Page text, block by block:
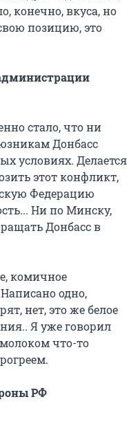
конечно, вкуса, но
позицию, это
стало, что ни
Донбасс
условиях. Делается
этот конфликт,
Федерацию
Ни по Минску,
Донбасс в
комичное
одно,
нет, это же белое
Я уже говорил
что-то
РФ